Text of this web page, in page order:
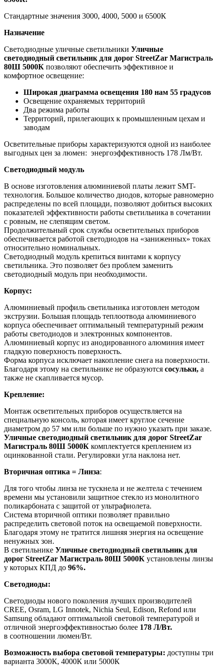
Стандартные значения 3000, 4000, 5000 и 6500К
Назначение
Светодиодные уличные светильники Уличные
светодиодный светильник для дорог StreetZar Магистраль
80Ш 5000К позволяют обеспечить эффективное и
комфортное освещение:
Широкая диаграмма освещения 180 нам 55 градусов
Освещение охраняемых территорий
Два режима работы
Территорий, прилегающих к промышленным цехам и
заводам
Осветительные приборы характеризуются одной из наиболее
выгодных цен за люмен: энергоэффективность 178 Лм/Вт.
Светодиодный модуль
В основе изготовления алюминиевой платы лежит SMT-
технология. Большое количество диодов, которые равномерно
распределены по всей площади, позволяют добиться высоких
показателей эффективности работы светильника в сочетании
с ровным, не слепящим светом.
Продолжительный срок службы осветительных приборов
обеспечивается работой светодиодов на «заниженных» токах
относительно номинальных.
Светодиодный модуль крепиться винтами к корпусу
светильника. Это позволяет без проблем заменить
светодиодный модуль при необходимости.
Корпус:
Алюминиевый профиль светильника изготовлен методом
экструзии. Большая площадь теплоотвода алюминиевого
корпуса обеспечивает оптимальный температурный режим
работы светодиодов и электронных компонентов.
Алюминиевый корпус из анодированного алюминия имеет
гладкую поверхность поверхность.
Форма корпуса исключает накопление снега на поверхности.
Благодаря этому на светильнике не образуются сосульки, а
также не скапливается мусор.
Крепление:
Монтаж осветительных приборов осуществляется на
специальную консоль, которая имеет круглое сечение
диаметром до 57 мм или больше по нужно указать при заказе.
Уличные светодиодный светильник для дорог StreetZar
Магистраль 80Ш 5000К комплектуется креплением из
оцинкованной стали. Регулировки угла наклона нет.
Вторичная оптика = Линза:
Для того чтобы линза не тускнела и не желтела с течением
времени мы установили защитное стекло из монолитного
поликарбоната с защитой от ультрафиолета.
Система вторичной оптики позволяет правильно
распределить световой поток на освещаемой поверхности.
Благодаря этому не тратится лишняя энергия на освещение
ненужных зон.
В светильнике Уличные светодиодный светильник для
дорог StreetZar Магистраль 80Ш 5000К установлены линзы
у которых КПД до 96%.
Светодиоды:
Светодиоды нового поколения лучших производителей
CREE, Osram, LG Innotek, Nichia Seul, Edison, Refond или
Samsung обладают оптимальной световой температурой и
отличной энергоэффективностью более 178 Л/Вт.
в соотношении люмен/Вт.
Возможность выбора световой температуры: доступны три
варианта 3000К, 4000К или 5000К